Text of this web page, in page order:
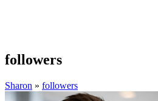
followers
Sharon » followers